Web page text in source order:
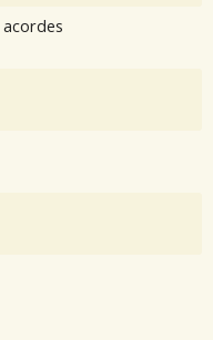
acordes